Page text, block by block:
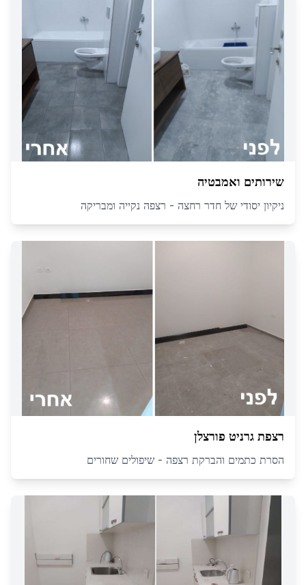
שירותים ואמבטיה
ניקיון יסודי של חדר רחצה - רצפה נקייה ומבריקה
רצפת גרניט פורצלן
הסרת כתמים והברקת רצפה - שיפולים שחורים